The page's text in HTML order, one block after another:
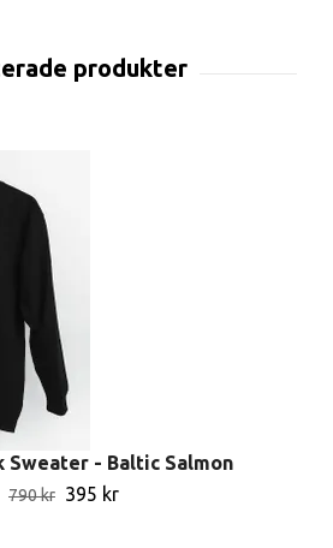
Sweater - Baltic Salmon
790 kr 395 kr